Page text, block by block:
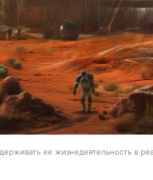
ее жизнедеятельность в